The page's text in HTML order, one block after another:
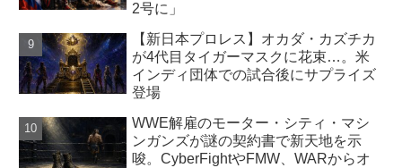
2号に」
【新日本プロレス】オカダ・カズチカ
が4代目タイガーマスクに花束…。米
インディ団体での試合後にサプライズ
登場
WWE解雇のモーター・シティ・マシ
ンガンズが謎の契約書で新天地を示
唆。CyberFightやFMW、WARからオ